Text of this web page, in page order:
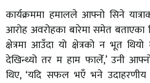
कार्यक्रममा हमालले आफ्नो सिने
आरोह अवरोहका बारेमा समेत बताएका
क्षेत्रमा आउँदा यो क्षेत्रको न भूत
देखिन्थ्यो तर म हाम फालेँ,’ उनी
थिए, ‘यदि सफल भएँ भने